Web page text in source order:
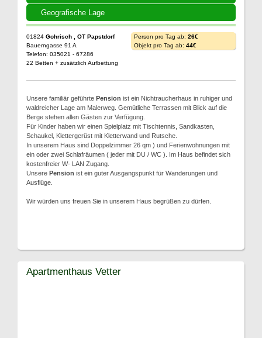
Geografische Lage
01824 Gohrisch , OT Papstdorf
Bauerngasse 91 A
Telefon: 035021 - 67286
22 Betten + zusätzlich Aufbettung
Person pro Tag ab: 26€
Objekt pro Tag ab: 44€
Unsere familiär geführte Pension ist ein Nichtraucherhaus in ruhiger und
waldreicher Lage am Malerweg. Gemütliche Terrassen mit Blick auf die
Berge stehen allen Gästen zur Verfügung.
Für Kinder haben wir einen Spielplatz mit Tischtennis, Sandkasten,
Schaukel, Klettergerüst mit Kletterwand und Rutsche.
In unserem Haus sind Doppelzimmer 26 qm ) und Ferienwohnungen mit
ein oder zwei Schlafräumen ( jeder mit DU / WC ). Im Haus befindet sich
kostenfreier W- LAN Zugang.
Unsere Pension ist ein guter Ausgangspunkt für Wanderungen und
Ausflüge.
Wir würden uns freuen Sie in unserem Haus begrüßen zu dürfen.
Apartmenthaus Vetter